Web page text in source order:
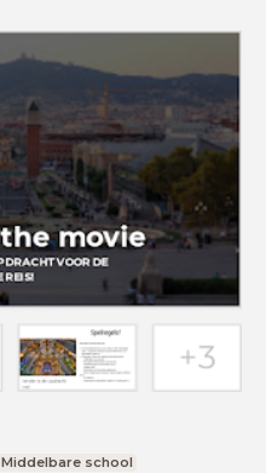
Middelbare school